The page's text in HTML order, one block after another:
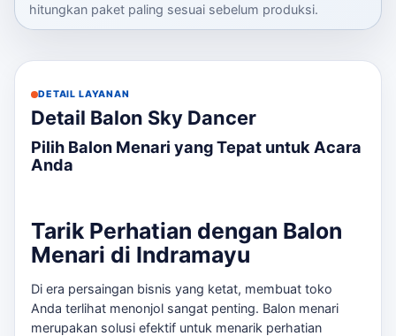
hitungkan paket paling sesuai sebelum produksi.
DETAIL LAYANAN
Detail Balon Sky Dancer
Pilih Balon Menari yang Tepat untuk Acara
Anda
Tarik Perhatian dengan Balon
Menari di Indramayu
Di era persaingan bisnis yang ketat, membuat toko
Anda terlihat menonjol sangat penting. Balon menari
merupakan solusi efektif untuk menarik perhatian